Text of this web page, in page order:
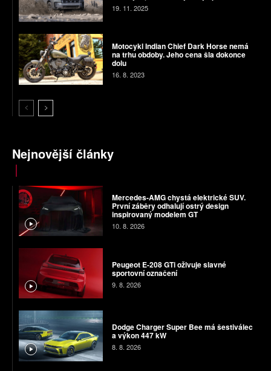
19. 11. 2025
Motocykl Indian Chief Dark Horse nemá
na trhu obdoby. Jeho cena šla dokonce
dolu
16. 8. 2023
Nejnovější články
Mercedes-AMG chystá elektrické SUV.
První záběry odhalují ostrý design
inspirovaný modelem GT
10. 8. 2026
Peugeot E-208 GTi oživuje slavné
sportovní označení
9. 8. 2026
Dodge Charger Super Bee má šestiválec
a výkon 447 kW
8. 8. 2026